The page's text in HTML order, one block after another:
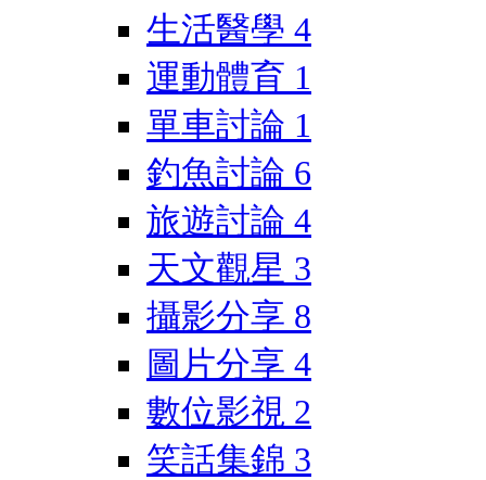
生活醫學 4
運動體育 1
單車討論 1
釣魚討論 6
旅遊討論 4
天文觀星 3
攝影分享 8
圖片分享 4
數位影視 2
笑話集錦 3